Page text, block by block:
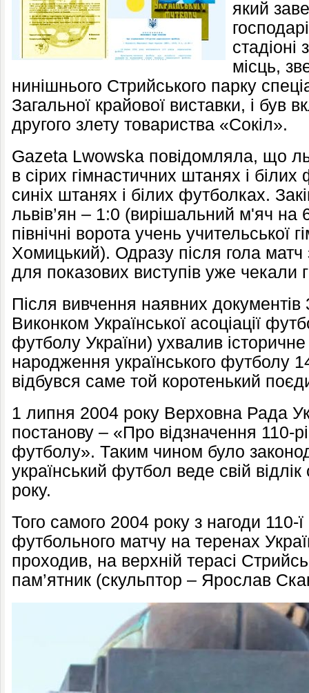
який
місць,
нинішнього Стрийського парку
Загальної крайової виставки, і був
другого злету товариства «Сокіл».
Gazeta Lwowska повідомляла, що
в сірих гімнастичних штанях і білих
синіх штанях і білих футболках.
львів’ян – 1:0 (вирішальний м'яч на
північні ворота учень учительської
Хомицький). Одразу після гола матч
для показових виступів уже чекали
Після вивчення наявних
Виконком Української асоціації
футболу України) ухвалив
народження українського футболу
відбувся саме той коротенький
1 липня 2004 року Верховна Рада
постанову – «Про відзначення 110-
футболу». Таким чином було
український футбол веде свій
року.
Того самого 2004 року з нагоди 110-
футбольного матчу на теренах
проходив, на верхній терасі
пам’ятник (скульптор – Ярослав